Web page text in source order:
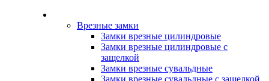
Врезные замки
Замки врезные цилиндровые
Замки врезные цилиндровые с
защелкой
Замки врезные сувальдные
Замки врезные сувальдные с защелкой